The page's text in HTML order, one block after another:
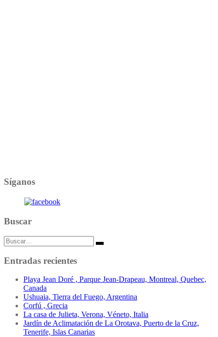
Síganos
Buscar
Buscar:
Entradas recientes
Playa Jean Doré , Parque Jean-Drapeau, Montreal, Quebec,
Canada
Ushuaia, Tierra del Fuego, Argentina
Corfú , Grecia
La casa de Julieta, Verona, Véneto, Italia
Jardín de Aclimatación de La Orotava, Puerto de la Cruz,
Tenerife, Islas Canarias